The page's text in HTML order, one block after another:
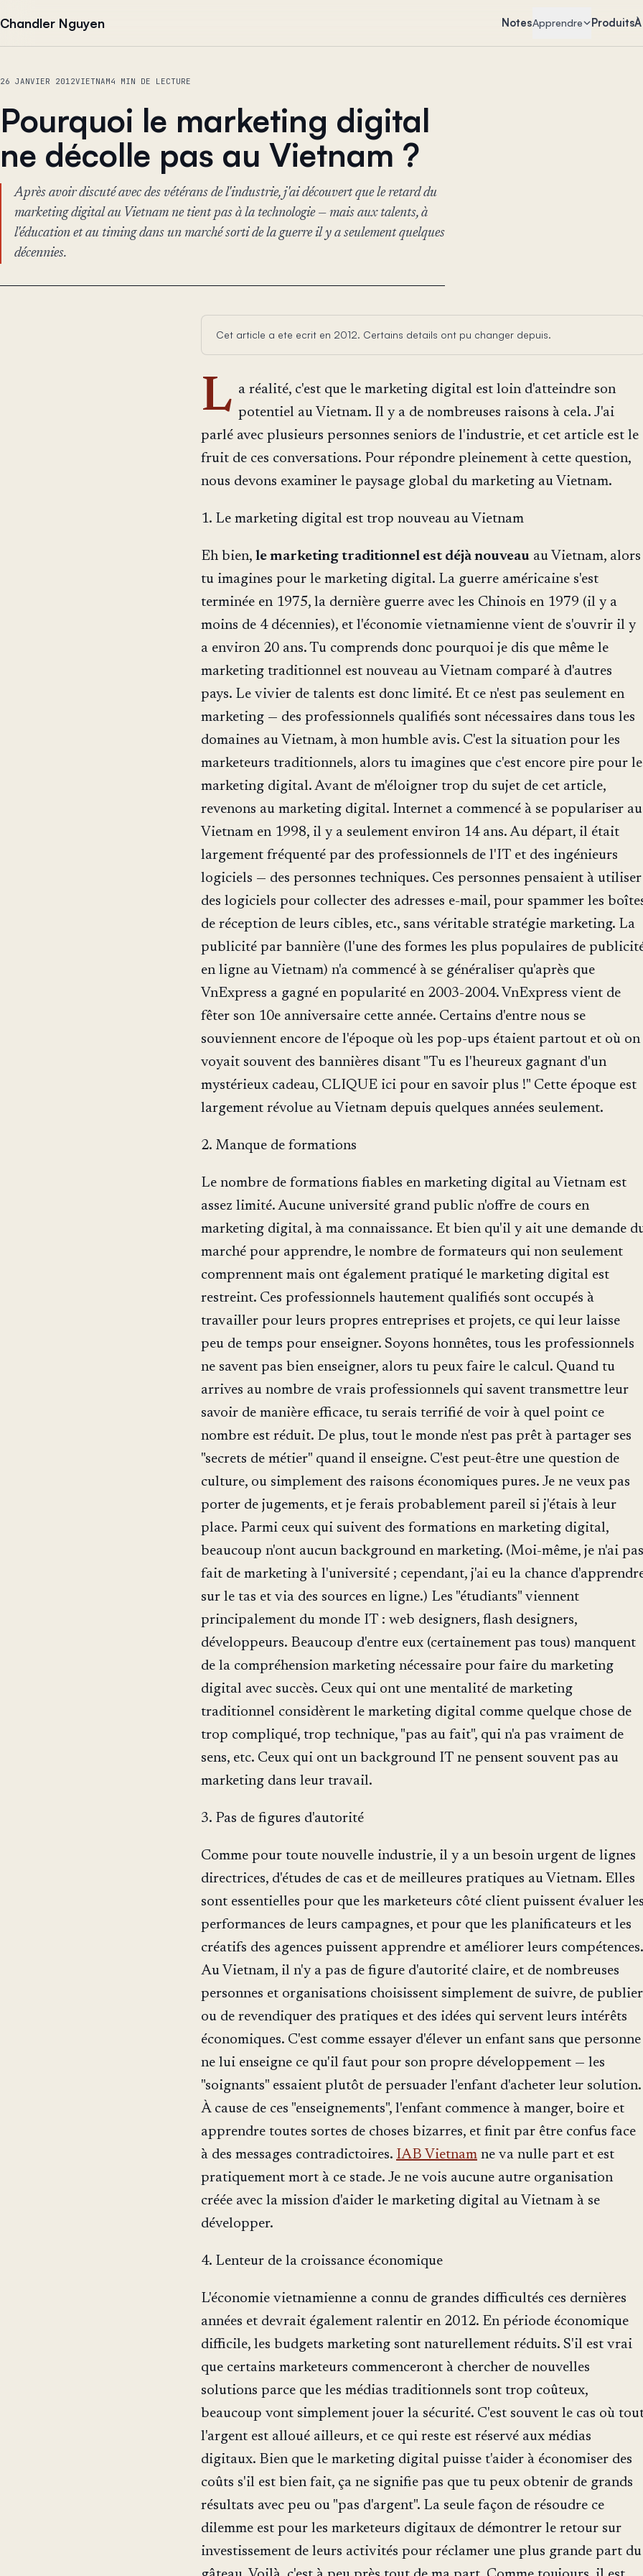
Chandler Nguyen NotesApprendre Produits
26 JANVIER 2012VIETNAM4 MIN DE LECTURE
Pourquoi le marketing digital
ne décolle pas au Vietnam ?
Après avoir discuté avec des vétérans de l'industrie, j'ai découvert que le retard du
marketing digital au Vietnam ne tient pas à la technologie — mais aux talents, à
l'éducation et au timing dans un marché sorti de la guerre il y a seulement quelques
décennies.
Cet article a ete ecrit en 2012. Certains details ont pu changer depuis.
L a réalité, c'est que le marketing digital est loin d'atteindre son
potentiel au Vietnam. Il y a de nombreuses raisons à cela. J'ai
parlé avec plusieurs personnes seniors de l'industrie, et cet article est le
fruit de ces conversations. Pour répondre pleinement à cette question,
nous devons examiner le paysage global du marketing au Vietnam.
1. Le marketing digital est trop nouveau au Vietnam
Eh bien, le marketing traditionnel est déjà nouveau au Vietnam, alors
tu imagines pour le marketing digital. La guerre américaine s'est
terminée en 1975, la dernière guerre avec les Chinois en 1979 (il y a
moins de 4 décennies), et l'économie vietnamienne vient de s'ouvrir il y
a environ 20 ans. Tu comprends donc pourquoi je dis que même le
marketing traditionnel est nouveau au Vietnam comparé à d'autres
pays. Le vivier de talents est donc limité. Et ce n'est pas seulement en
marketing — des professionnels qualifiés sont nécessaires dans tous les
domaines au Vietnam, à mon humble avis. C'est la situation pour les
marketeurs traditionnels, alors tu imagines que c'est encore pire pour le
marketing digital. Avant de m'éloigner trop du sujet de cet article,
revenons au marketing digital. Internet a commencé à se populariser au
Vietnam en 1998, il y a seulement environ 14 ans. Au départ, il était
largement fréquenté par des professionnels de l'IT et des ingénieurs
logiciels — des personnes techniques. Ces personnes pensaient à utiliser
des logiciels pour collecter des adresses e-mail, pour spammer les
de réception de leurs cibles, etc., sans véritable stratégie marketing. La
publicité par bannière (l'une des formes les plus populaires de
en ligne au Vietnam) n'a commencé à se généraliser qu'après que
VnExpress a gagné en popularité en 2003-2004. VnExpress vient de
fêter son 10e anniversaire cette année. Certains d'entre nous se
souviennent encore de l'époque où les pop-ups étaient partout et où on
voyait souvent des bannières disant "Tu es l'heureux gagnant d'un
mystérieux cadeau, CLIQUE ici pour en savoir plus !" Cette époque est
largement révolue au Vietnam depuis quelques années seulement.
2. Manque de formations
Le nombre de formations fiables en marketing digital au Vietnam est
assez limité. Aucune université grand public n'offre de cours en
marketing digital, à ma connaissance. Et bien qu'il y ait une demande
marché pour apprendre, le nombre de formateurs qui non seulement
comprennent mais ont également pratiqué le marketing digital est
restreint. Ces professionnels hautement qualifiés sont occupés à
travailler pour leurs propres entreprises et projets, ce qui leur laisse
peu de temps pour enseigner. Soyons honnêtes, tous les professionnels
ne savent pas bien enseigner, alors tu peux faire le calcul. Quand tu
arrives au nombre de vrais professionnels qui savent transmettre leur
savoir de manière efficace, tu serais terrifié de voir à quel point ce
nombre est réduit. De plus, tout le monde n'est pas prêt à partager ses
"secrets de métier" quand il enseigne. C'est peut-être une question de
culture, ou simplement des raisons économiques pures. Je ne veux pas
porter de jugements, et je ferais probablement pareil si j'étais à leur
place. Parmi ceux qui suivent des formations en marketing digital,
beaucoup n'ont aucun background en marketing. (Moi-même, je n'ai pas
fait de marketing à l'université ; cependant, j'ai eu la chance
sur le tas et via des sources en ligne.) Les "étudiants" viennent
principalement du monde IT : web designers, flash designers,
développeurs. Beaucoup d'entre eux (certainement pas tous) manquent
de la compréhension marketing nécessaire pour faire du marketing
digital avec succès. Ceux qui ont une mentalité de marketing
traditionnel considèrent le marketing digital comme quelque chose de
trop compliqué, trop technique, "pas au fait", qui n'a pas vraiment de
sens, etc. Ceux qui ont un background IT ne pensent souvent pas au
marketing dans leur travail.
3. Pas de figures d'autorité
Comme pour toute nouvelle industrie, il y a un besoin urgent de lignes
directrices, d'études de cas et de meilleures pratiques au Vietnam. Elles
sont essentielles pour que les marketeurs côté client puissent évaluer
performances de leurs campagnes, et pour que les planificateurs et les
créatifs des agences puissent apprendre et améliorer leurs compétences.
Au Vietnam, il n'y a pas de figure d'autorité claire, et de nombreuses
personnes et organisations choisissent simplement de suivre, de publier
ou de revendiquer des pratiques et des idées qui servent leurs intérêts
économiques. C'est comme essayer d'élever un enfant sans que personne
ne lui enseigne ce qu'il faut pour son propre développement — les
"soignants" essaient plutôt de persuader l'enfant d'acheter leur solution.
À cause de ces "enseignements", l'enfant commence à manger, boire et
apprendre toutes sortes de choses bizarres, et finit par être confus face
à des messages contradictoires. IAB Vietnam ne va nulle part et est
pratiquement mort à ce stade. Je ne vois aucune autre organisation
créée avec la mission d'aider le marketing digital au Vietnam à se
développer.
4. Lenteur de la croissance économique
L'économie vietnamienne a connu de grandes difficultés ces dernières
années et devrait également ralentir en 2012. En période économique
difficile, les budgets marketing sont naturellement réduits. S'il est vrai
que certains marketeurs commenceront à chercher de nouvelles
solutions parce que les médias traditionnels sont trop coûteux,
beaucoup vont simplement jouer la sécurité. C'est souvent le cas où
l'argent est alloué ailleurs, et ce qui reste est réservé aux médias
digitaux. Bien que le marketing digital puisse t'aider à économiser des
coûts s'il est bien fait, ça ne signifie pas que tu peux obtenir de grands
résultats avec peu ou "pas d'argent". La seule façon de résoudre ce
dilemme est pour les marketeurs digitaux de démontrer le retour sur
investissement de leurs activités pour réclamer une plus grande part du